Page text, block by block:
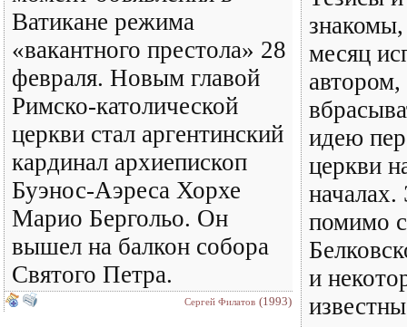
Ватикане режима
«вакантного престола» 28
февраля. Новым главой
Римско-католической
церкви стал аргентинский
кардинал архиепископ
Буэнос-Аэреса Хорхе
Марио Бергольо. Он
вышел на балкон собора
Святого Петра.
Сергей Филатов (1993)
месяц
идею
церкви
помимо
и